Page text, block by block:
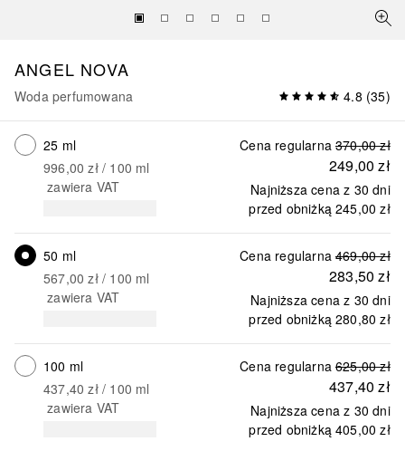
ANGEL NOVA
Woda perfumowana 4.8 (35)
Cena regularna 370,00 zł
249,00 zł
Najniższa cena z 30 dni
przed obniżką 245,00 zł
25 ml
996,00 zł / 100 ml
zawiera VAT
Cena regularna 469,00 zł
283,50 zł
Najniższa cena z 30 dni
przed obniżką 280,80 zł
50 ml
567,00 zł / 100 ml
zawiera VAT
Cena regularna 625,00 zł
437,40 zł
Najniższa cena z 30 dni
przed obniżką 405,00 zł
100 ml
437,40 zł / 100 ml
zawiera VAT